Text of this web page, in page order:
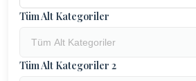
Tüm Alt Kategoriler
Tüm Alt Kategoriler 2